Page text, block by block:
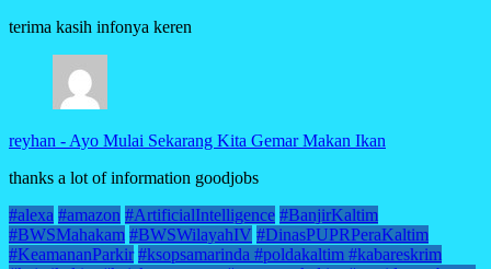
terima kasih infonya keren
reyhan - Ayo Mulai Sekarang Kita Gemar Makan Ikan
thanks a lot of information goodjobs
#alexa #amazon #ArtificialIntelligence #BanjirKaltim
#BWSMahakam #BWSWilayahIV #DinasPUPRPeraKaltim
#KeamananParkir #ksopsamarinda #poldakaltim #kabareskrim